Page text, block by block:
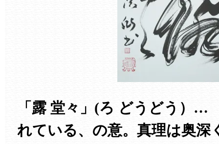
「露 堂々」(ろ どうどう）
れている、の意。真理は奥深